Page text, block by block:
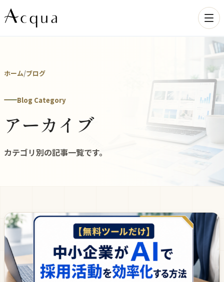
ホーム/ブログ
Blog Category
アーカイブ
カテゴリ別の記事一覧です。